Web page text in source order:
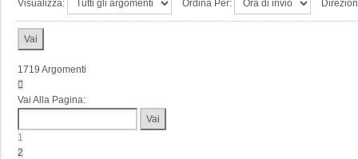
Visualizza: Ordina Per:
1719 Argomenti
1
35
Vai Alla Pagina:
1
2